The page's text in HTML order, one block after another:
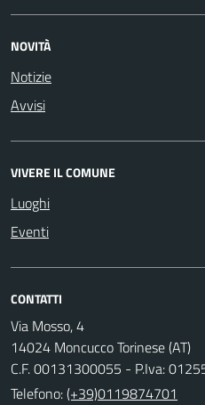
NOVITÀ
Notizie
Avvisi
VIVERE IL COMUNE
Luoghi
Eventi
CONTATTI
Via Mosso, 4
14024 Moncucco Torinese (AT)
C.F. 00131300055 - P.Iva:
Telefono:(+39)0119874701